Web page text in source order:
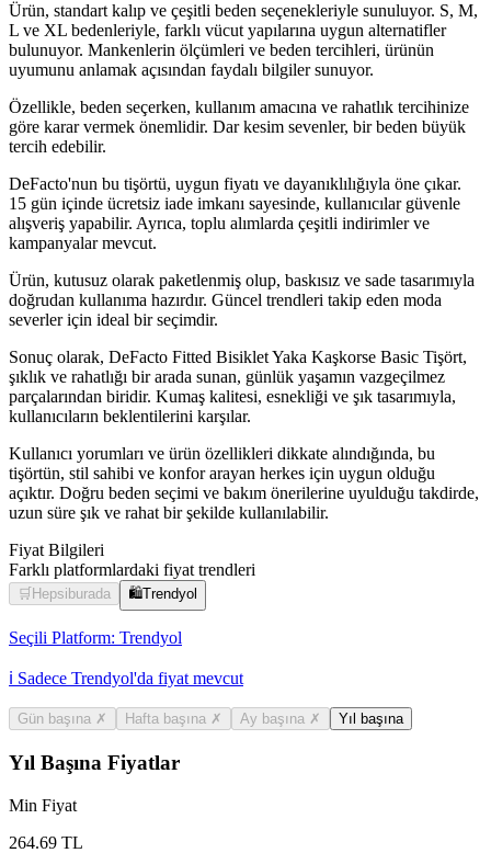
Ürün, standart kalıp ve çeşitli beden seçenekleriyle sunuluyor. S, M,
L ve XL bedenleriyle, farklı vücut yapılarına uygun alternatifler
bulunuyor. Mankenlerin ölçümleri ve beden tercihleri, ürünün
uyumunu anlamak açısından faydalı bilgiler sunuyor.
Özellikle, beden seçerken, kullanım amacına ve rahatlık tercihinize
göre karar vermek önemlidir. Dar kesim sevenler, bir beden büyük
tercih edebilir.
DeFacto'nun bu tişörtü, uygun fiyatı ve dayanıklılığıyla öne çıkar.
15 gün içinde ücretsiz iade imkanı sayesinde, kullanıcılar güvenle
alışveriş yapabilir. Ayrıca, toplu alımlarda çeşitli indirimler ve
kampanyalar mevcut.
Ürün, kutusuz olarak paketlenmiş olup, baskısız ve sade tasarımıyla
doğrudan kullanıma hazırdır. Güncel trendleri takip eden moda
severler için ideal bir seçimdir.
Sonuç olarak, DeFacto Fitted Bisiklet Yaka Kaşkorse Basic Tişört,
şıklık ve rahatlığı bir arada sunan, günlük yaşamın vazgeçilmez
parçalarından biridir. Kumaş kalitesi, esnekliği ve şık tasarımıyla,
kullanıcıların beklentilerini karşılar.
Kullanıcı yorumları ve ürün özellikleri dikkate alındığında, bu
tişörtün, stil sahibi ve konfor arayan herkes için uygun olduğu
açıktır. Doğru beden seçimi ve bakım önerilerine uyulduğu takdirde,
uzun süre şık ve rahat bir şekilde kullanılabilir.
Fiyat Bilgileri
Farklı platformlardaki fiyat trendleri
🛒 Hepsiburada 🛍️Trendyol
Seçili Platform: Trendyol
ℹ️ Sadece Trendyol'da fiyat mevcut
Gün başına ✗ Hafta başına ✗ Ay başına ✗ Yıl başına
Yıl Başına Fiyatlar
Min Fiyat
264.69 TL